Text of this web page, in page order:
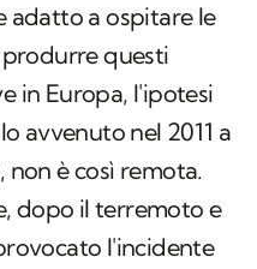
adatto a ospitare le
questi
in Europa, l'ipotesi
avvenuto nel 2011 a
non è così remota.
dopo il terremoto e
l'incidente